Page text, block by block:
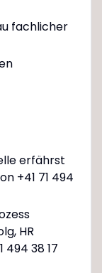
fachlicher
erfährst
+41 71 494
HR
494 38 17